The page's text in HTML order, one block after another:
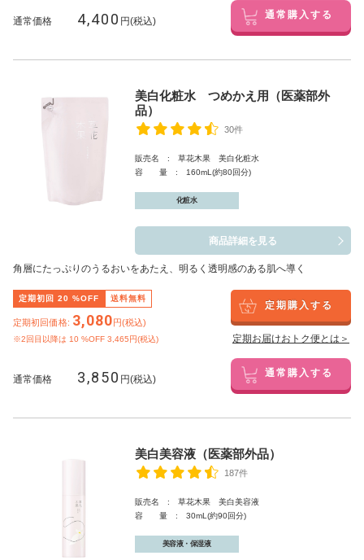
通常価格 4,400 円(税込) 通常購入する
美白化粧水 つめかえ用（医薬部外
品）
30件
販売名 : 草花木果 美白化粧水
容 量 : 160mL(約80回分)
化粧水
商品詳細を見る
角層にたっぷりのうるおいをあたえ、明るく透明感のある肌へ導く
定期初回 20 %OFF 送料無料
定期初回価格: 3,080円(税込)
※2回目以降は 10 %OFF 3,465円(税込)
定期購入する
定期お届けおトク便とは＞
通常価格 3,850 円(税込) 通常購入する
美白美容液（医薬部外品）
187件
販売名 : 草花木果 美白美容液
容 量 : 30mL(約90回分)
美容液・保湿液